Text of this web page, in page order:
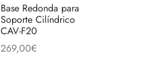
Base Redonda para
Soporte Cilíndrico
CAV-F20
269,00€